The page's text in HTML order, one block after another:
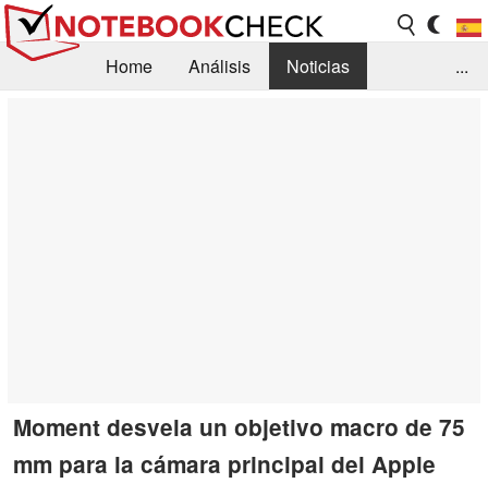
Home Análisis
Noticias
...
Moment desvela un objetivo macro de 75
mm para la cámara principal del Apple